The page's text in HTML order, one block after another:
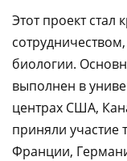
Этот проект
биологии.
выполнен в
центрах США,
приняли участие
Франции,